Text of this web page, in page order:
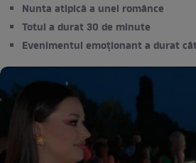
Nunta atipică a unei românce
Totul a durat 30 de minute
Evenimentul emoționant a durat